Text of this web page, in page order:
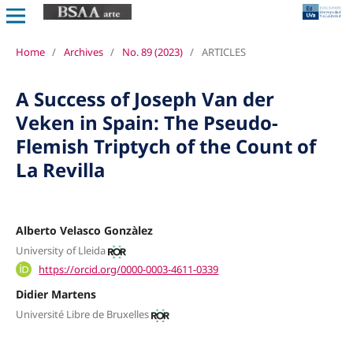
Home / Archives / No. 89 (2023) / ARTICLES
A Success of Joseph Van der
Veken in Spain: The Pseudo-
Flemish Triptych of the Count of
La Revilla
Alberto Velasco Gonzàlez
University of Lleida
https://orcid.org/0000-0003-4611-0339
Didier Martens
Université Libre de Bruxelles